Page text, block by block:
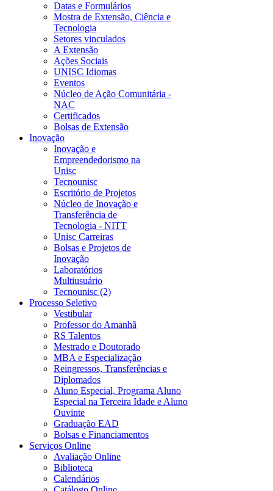
Datas e Formulários
Mostra de Extensão, Ciência e
Tecnologia
Setores vinculados
A Extensão
Ações Sociais
UNISC Idiomas
Eventos
Núcleo de Ação Comunitária -
NAC
Certificados
Bolsas de Extensão
Inovação
Inovação e
Empreendedorismo na
Unisc
Tecnounisc
Escritório de Projetos
Núcleo de Inovação e
Transferência de
Tecnologia - NITT
Unisc Carreiras
Bolsas e Projetos de
Inovação
Laboratórios
Multiusuário
Tecnounisc (2)
Processo Seletivo
Vestibular
Professor do Amanhã
RS Talentos
Mestrado e Doutorado
MBA e Especialização
Reingressos, Transferências e
Diplomados
Aluno Especial, Programa Aluno
Especial na Terceira Idade e Aluno
Ouvinte
Graduação EAD
Bolsas e Financiamentos
Serviços Online
Avaliação Online
Biblioteca
Calendários